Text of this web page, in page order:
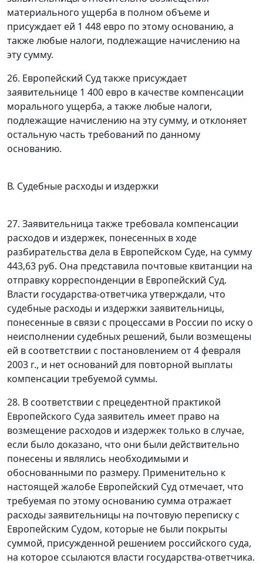
материального ущерба в полном объеме и
присуждает ей 1 448 евро по этому основанию, а
также любые налоги, подлежащие начислению на
эту сумму.
26. Европейский Суд также присуждает
заявительнице 1 400 евро в качестве компенсации
морального ущерба, а также любые налоги,
подлежащие начислению на эту сумму, и отклоняет
остальную часть требований по данному
основанию.
В. Судебные расходы и издержки
27. Заявительница также требовала компенсации
расходов и издержек, понесенных в ходе
разбирательства дела в Европейском Суде, на сумму
443,63 руб. Она представила почтовые квитанции на
отправку корреспонденции в Европейский Суд.
Власти государства-ответчика утверждали, что
судебные расходы и издержки заявительницы,
понесенные в связи с процессами в России по иску о
неисполнении судебных решений, были возмещены
ей в соответствии с постановлением от 4 февраля
2003 г., и нет оснований для повторной выплаты
компенсации требуемой суммы.
28. В соответствии с прецедентной практикой
Европейского Суда заявитель имеет право на
возмещение расходов и издержек только в случае,
если было доказано, что они были действительно
понесены и являлись необходимыми и
обоснованными по размеру. Применительно к
настоящей жалобе Европейский Суд отмечает, что
требуемая по этому основанию сумма отражает
расходы заявительницы на почтовую переписку с
Европейским Судом, которые не были покрыты
суммой, присужденной решением российского суда,
на которое ссылаются власти государства-ответчика.